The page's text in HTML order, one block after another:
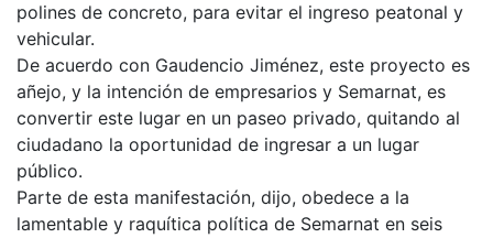
polines de concreto, para evitar el ingreso peatonal y
vehicular.
De acuerdo con Gaudencio Jiménez, este proyecto es
añejo, y la intención de empresarios y Semarnat, es
convertir este lugar en un paseo privado, quitando al
ciudadano la oportunidad de ingresar a un lugar
público.
Parte de esta manifestación, dijo, obedece a la
lamentable y raquítica política de Semarnat en seis